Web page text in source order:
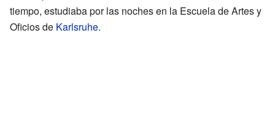
tiempo, estudiaba por las noches en la Escuela de Artes y
Oficios de Karlsruhe.